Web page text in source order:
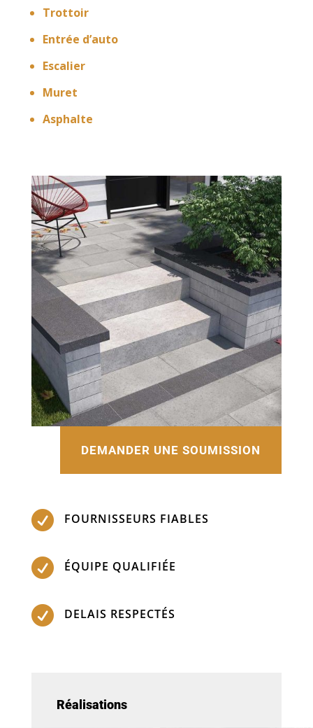
Trottoir
Entrée d’auto
Escalier
Muret
Asphalte
DEMANDER UNE SOUMISSION
 FOURNISSEURS FIABLES
 ÉQUIPE QUALIFIÉE
 DELAIS RESPECTÉS
Réalisations